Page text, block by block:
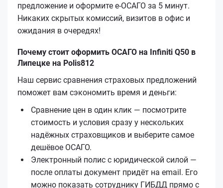
предложение и оформите е‑ОСАГО за 5 минут.
Никаких скрытых комиссий, визитов в офис и
ожидания в очередях!
Почему стоит оформить ОСАГО на Infiniti Q50 в
Липецке на Polis812
Наш сервис сравнения страховых предложений
поможет вам сэкономить время и деньги:
Сравнение цен в один клик — посмотрите
стоимость и условия сразу у нескольких
надёжных страховщиков и выберите самое
дешёвое ОСАГО.
Электронный полис с юридической силой —
после оплаты документ придёт на email. Его
можно показать сотруднику ГИБДД прямо с